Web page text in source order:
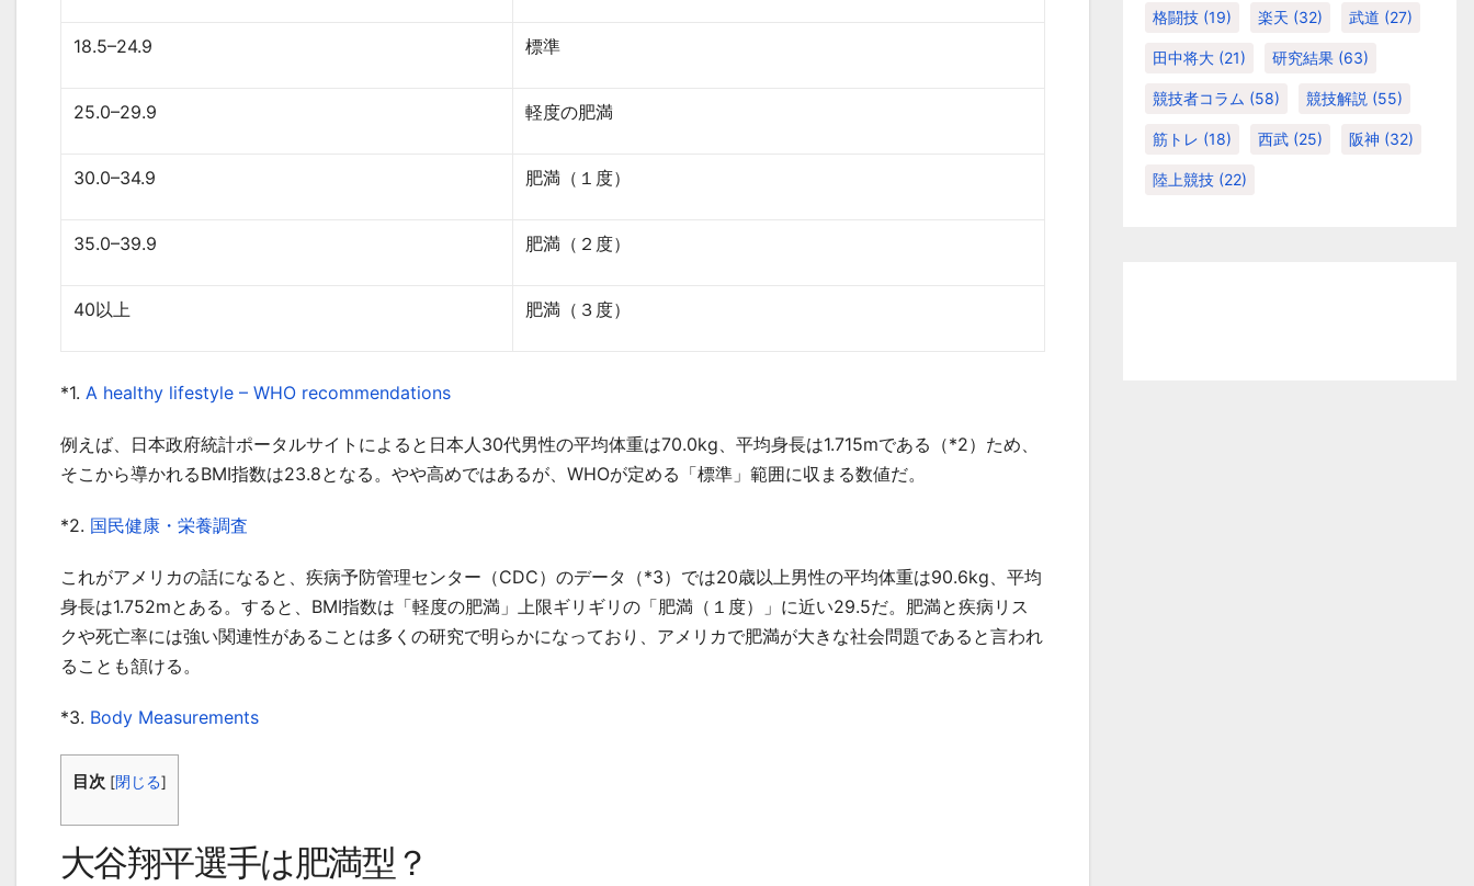
18.5–24.9 標準
25.0–29.9 軽度の肥満
30.0–34.9 肥満（１度）
35.0–39.9 肥満（２度）
40以上 肥満（３度）
*1. A healthy lifestyle – WHO recommendations
例えば、日本政府統計ポータルサイトによると日本人30代男性の平均体重は70.0kg、平均身長は1.715mである（*2）ため、
そこから導かれるBMI指数は23.8となる。やや高めではあるが、WHOが定める「標準」範囲に収まる数値だ。
*2. 国民健康・栄養調査
これがアメリカの話になると、疾病予防管理センター（CDC）のデータ（*3）では20歳以上男性の平均体重は90.6kg、平均
身長は1.752mとある。すると、BMI指数は「軽度の肥満」上限ギリギリの「肥満（１度）」に近い29.5だ。肥満と疾病リス
クや死亡率には強い関連性があることは多くの研究で明らかになっており、アメリカで肥満が大きな社会問題であると言われ
ることも頷ける。
*3. Body Measurements
目次 [閉じる]
大谷翔平選手は肥満型？
格闘技 (19) 楽天 (32) 武道 (27)
田中将大 (21) 研究結果 (63)
競技者コラム (58) 競技解説 (55)
筋トレ (18) 西武 (25) 阪神 (32)
陸上競技 (22)